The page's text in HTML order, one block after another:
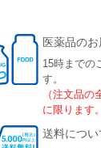
医薬品のお
15時までの
す。
（注文品
に限ります
送料につい